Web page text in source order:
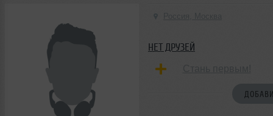
НЕТ ДРУЗЕЙ